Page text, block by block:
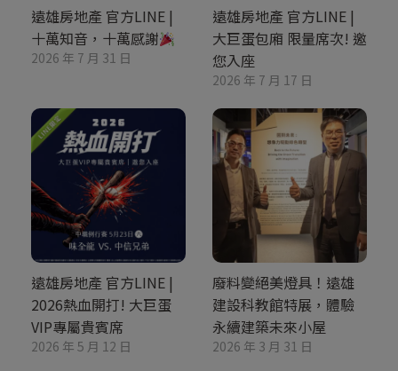
遠雄房地產 官方LINE |
十萬知音，十萬感謝
2026 年 7 月 31 日
遠雄房地產 官方LINE |
大巨蛋包廂 限量席次! 邀
您入座
2026 年 7 月 17 日
遠雄房地產 官方LINE |
2026熱血開打! 大巨蛋
VIP專屬貴賓席
2026 年 5 月 12 日
廢料變絕美燈具！遠雄
建設科教館特展，體驗
永續建築未來小屋
2026 年 3 月 31 日